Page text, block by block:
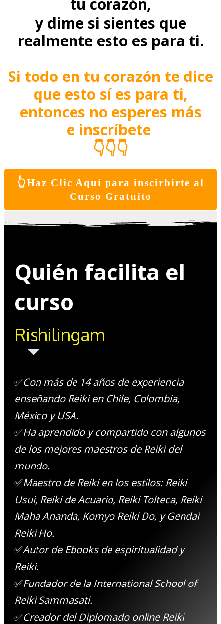
y dime si sientes que
realmente esto es para ti.
Si todo en tu corazón te dice
que esto sí es para ti,
entonces no esperes más
e inscríbete
👇👇👇
👆Haz Clic Aquí para inscirbirte al
Curso Gratuito
Quién facilita el
curso
Rishilingam
✅Con más de 14 años de experiencia
enseñando Reiki en Chile, Colombia,
México y USA.
✅Ha aprendido y compartido con algunos
de los mejores maestros de Reiki del
mundo.
✅Maestro de Reiki en los estilos: Reiki
Usui, Reiki de Acuario, Reiki Tolteca, Reiki
Maha Ananda, Komyo Reiki Do, y Gendai
Reiki Ho.
✅Autor de Ebooks de espiritualidad y
Reiki.
✅Fundador de la International School of
Reiki Sammasati.
✅Creador del Diplomado online Reiki